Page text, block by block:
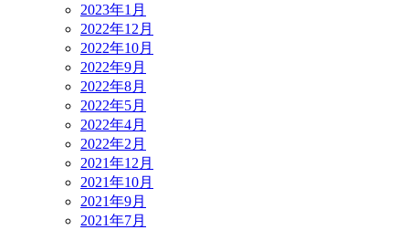
2023年1月
2022年12月
2022年10月
2022年9月
2022年8月
2022年5月
2022年4月
2022年2月
2021年12月
2021年10月
2021年9月
2021年7月